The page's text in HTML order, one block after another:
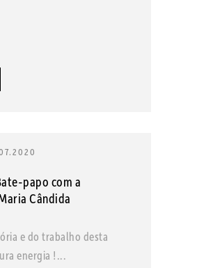
papo com a
Cândida
e do trabalho desta
energia !...